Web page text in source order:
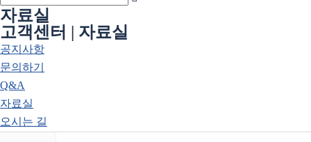
자료실
고객센터 | 자료실
공지사항
문의하기
Q&A
자료실
오시는 길